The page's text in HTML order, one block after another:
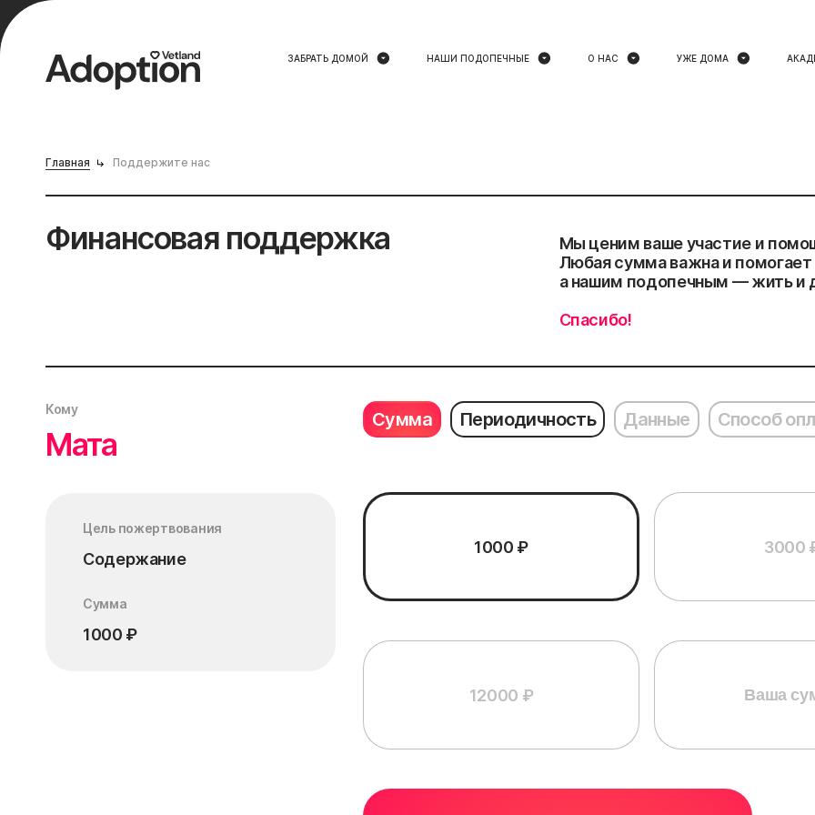
ЗАБРАТЬ ДОМОЙ НАШИ ПОДОПЕЧНЫЕ О НАС УЖЕ ДОМА
Главная
Поддержите нас
Финансовая поддержка
Мы ценим ваше участие и
Любая сумма важна и помогает
а нашим подопечным — жить и
Спасибо!
Кому
Мата
Цель пожертвования
Содержание
Сумма
1000 ₽
Сумма Периодичность Данные Способ
1000 ₽ 3000
12000 ₽